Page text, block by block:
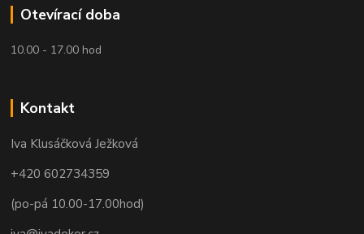
Otevírací doba
10.00 - 17.00 hod
Kontakt
Iva Klusáčková Ježková
+420 602734359
(po-pá 10.00-17.00hod)